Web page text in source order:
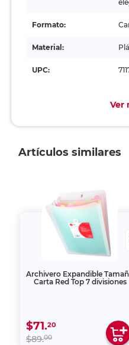
Formato:
Material:
UPC:
Ver
Artículos similares
Archivero Expandible
Carta Red Top 7 divisiones
$71.20
$89.00